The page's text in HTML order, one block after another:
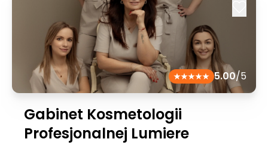
5.00/5
Gabinet Kosmetologii
Profesjonalnej Lumiere